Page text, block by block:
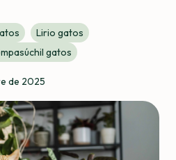
Lirio gatos
gatos
de 2025